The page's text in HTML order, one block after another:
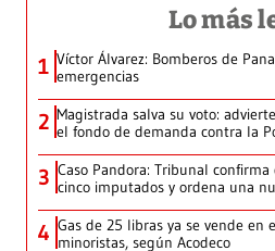
Lo más
1 Víctor Álvarez: Bomberos de
emergencias
2 Magistrada salva su voto:
el fondo de demanda contra la
3 Caso Pandora: Tribunal
cinco imputados y ordena una
4 Gas de 25 libras ya se vende en
minoristas, según Acodeco